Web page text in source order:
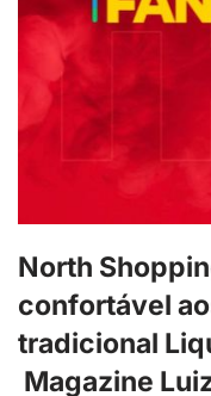
North
confortável
tradicional
Magazine